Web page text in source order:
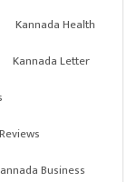
Kannada Health
Kannada Letter
Business